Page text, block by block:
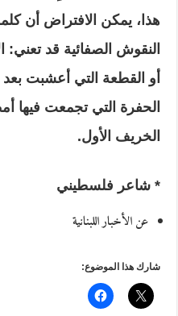
هذا، يمكن الافتراض أن
النقوش الصفائية قد تعني:
أو القطعة التي أعشبت بعد
الحفرة التي تجمعت فيها
الخريف الأول.
* شاعر فلسطيني
عن الأخبار اللبنانية
شارك هذا الموضوع: